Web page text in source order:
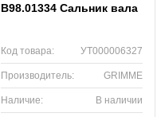
B98.01334 Сальник вала
Код товара: УТ000006327
Производитель: GRIMME
Наличие: В наличии